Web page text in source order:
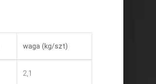
waga (kg/szt)
2,1